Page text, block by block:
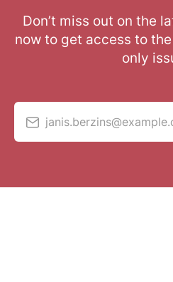
Don’t miss out on the
now to get access to
only